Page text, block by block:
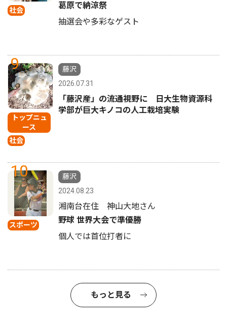
社会
葛原で納涼祭
抽選会や多彩なゲスト
9
トップニュ
ース
社会
藤沢
2026.07.31
「藤沢産」の流通視野に 日大生物資源科
学部が巨大キノコの人工栽培実験
10
スポーツ
藤沢
2024.08.23
湘南台在住 神山大地さん
野球 世界大会で準優勝
個人では首位打者に
もっと見る